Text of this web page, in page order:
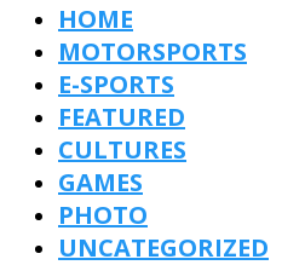
HOME
MOTORSPORTS
E-SPORTS
FEATURED
CULTURES
GAMES
PHOTO
UNCATEGORIZED